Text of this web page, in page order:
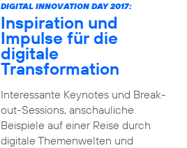
DIGITAL INNOVATION DAY 2017:
Inspiration und
Impulse für die
digitale
Transformation
Interessante Keynotes und Break-
out-Sessions, anschauliche
Beispiele auf einer Reise durch
digitale Themenwelten und